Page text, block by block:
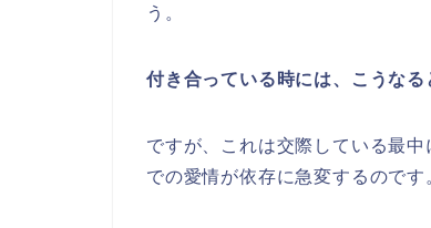
う。
付き合っている時には、こうなる
ですが、これは交際している最
での愛情が依存に急変するのです